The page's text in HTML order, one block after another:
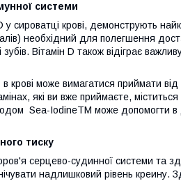
системи
крові, демонструють
необхідний для полегшення
Вітамін D також відіграє
крові може вимагатися приймати
які ви вже приймаєте,
Sea-IodineTM може допомогти в
тиску
серцево-судинної системи та
надлишковий рівень креину.